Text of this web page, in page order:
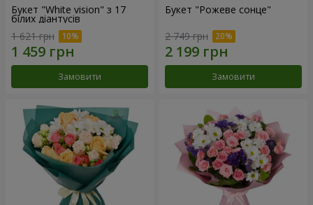
Букет "White vision" з 17
білих діантусів
1 621 грн
Замовити
Букет "Рожеве сонце"
2 749 грн
Замовити